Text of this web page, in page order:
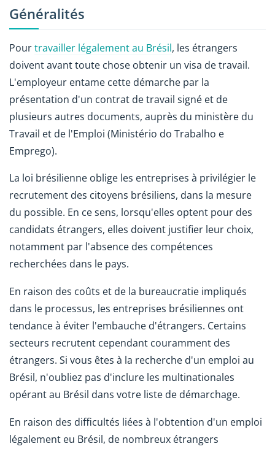
Généralités
Pourtravailler légalement au Brésil, les étrangers
doivent avant toute chose obtenir un visa de travail.
L'employeur entame cette démarche par la
présentation d'un contrat de travail signé et de
plusieurs autres documents, auprès du ministère du
Travail et de l'Emploi (Ministério do Trabalho e
Emprego).
La loi brésilienne oblige les entreprises à privilégier le
recrutement des citoyens brésiliens, dans la mesure
du possible. En ce sens, lorsqu'elles optent pour des
candidats étrangers, elles doivent justifier leur choix,
notamment par l'absence des compétences
recherchées dans le pays.
En raison des coûts et de la bureaucratie impliqués
dans le processus, les entreprises brésiliennes ont
tendance à éviter l'embauche d'étrangers. Certains
secteurs recrutent cependant couramment des
étrangers. Si vous êtes à la recherche d'un emploi au
Brésil, n'oubliez pas d'inclure les multinationales
opérant au Brésil dans votre liste de démarchage.
En raison des difficultés liées à l'obtention d'un emploi
légalement eu Brésil, de nombreux étrangers